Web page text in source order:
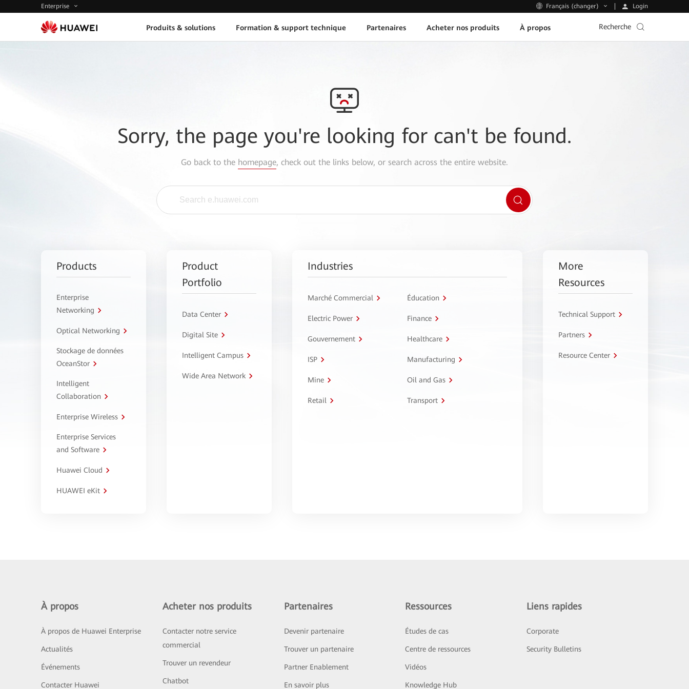
Enterprise Français (changer) Login
Produits & solutions Formation & support technique Partenaires Acheter nos produits À propos Recherche
Sorry, the page you're looking for can't be found.
Go back to the homepage, check out the links below, or search across the entire website.
Products
Enterprise
Networking
Optical Networking
Stockage de données
OceanStor
Intelligent
Collaboration
Enterprise Wireless
Enterprise Services
and Software
Huawei Cloud
HUAWEI eKit
Product
Portfolio
Data Center
Digital Site
Intelligent Campus
Wide Area Network
Industries
Marché Commercial Éducation
Electric Power Finance
Gouvernement Healthcare
ISP Manufacturing
Mine Oil and Gas
Retail Transport
More
Resources
Technical Support
Partners
Resource Center
À propos
À propos de Huawei Enterprise
Actualités
Événements
Contacter Huawei
Acheter nos produits
Contacter notre service
commercial
Trouver un revendeur
Chatbot
Partenaires
Devenir partenaire
Trouver un partenaire
Partner Enablement
En savoir plus
Ressources
Études de cas
Centre de ressources
Vidéos
Knowledge Hub
Liens rapides
Corporate
Security Bulletins